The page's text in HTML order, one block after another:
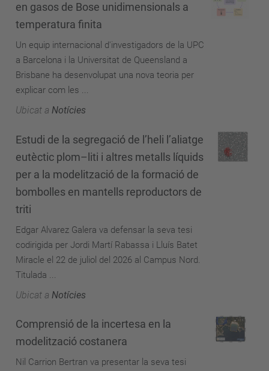
en gasos de Bose unidimensionals a
temperatura finita
Un equip internacional d'investigadors de la UPC
a Barcelona i la Universitat de Queensland a
Brisbane ha desenvolupat una nova teoria per
explicar com les ...
Ubicat a Notícies
Estudi de la segregació de l’heli l’aliatge
eutèctic plom–liti i altres metalls líquids
per a la modelització de la formació de
bombolles en mantells reproductors de
triti
Edgar Alvarez Galera va defensar la seva tesi
codirigida per Jordi Martí Rabassa i Lluís Batet
Miracle el 22 de juliol del 2026 al Campus Nord.
Titulada ...
Ubicat a Notícies
Comprensió de la incertesa en la
modelització costanera
Nil Carrion Bertran va presentar la seva tesi